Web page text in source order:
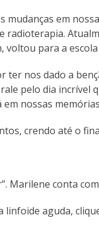
em
radioterapia.
voltou para a
ter nos dado a
pelo dia incrível
em nossas
crendo até o
Marilene conta
linfoide aguda,